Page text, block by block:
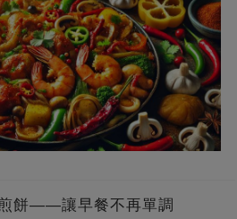
煎餅——讓早餐不再單調